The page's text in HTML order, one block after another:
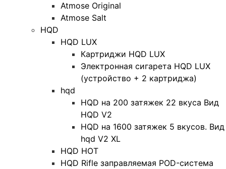
Atmose Original
Atmose Salt
HQD
HQD LUX
Картриджи HQD LUX
Электронная сигарета HQD LUX
(устройство + 2 картриджа)
hqd
HQD на 200 затяжек 22 вкуса Вид
HQD V2
HQD на 1600 затяжек 5 вкусов. Вид
hqd V2 XL
HQD HOT
HQD Rifle заправляемая POD-система